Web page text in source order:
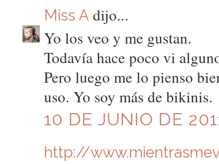
Miss Adijo...
Yo los veo y me gustan.
Todavía hace poco vi
Pero luego me lo pienso
uso. Yo soy más de bikinis.
10 DE JUNIO DE
http://